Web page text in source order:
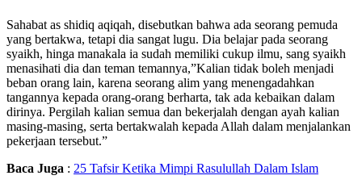
Sahabat as shidiq aqiqah, disebutkan bahwa ada seorang pemuda
yang bertakwa, tetapi dia sangat lugu. Dia belajar pada seorang
syaikh, hinga manakala ia sudah memiliki cukup ilmu, sang syaikh
menasihati dia dan teman temannya,”Kalian tidak boleh menjadi
beban orang lain, karena seorang alim yang menengadahkan
tangannya kepada orang-orang berharta, tak ada kebaikan dalam
dirinya. Pergilah kalian semua dan bekerjalah dengan ayah kalian
masing-masing, serta bertakwalah kepada Allah dalam menjalankan
pekerjaan tersebut.”
Baca Juga : 25 Tafsir Ketika Mimpi Rasulullah Dalam Islam